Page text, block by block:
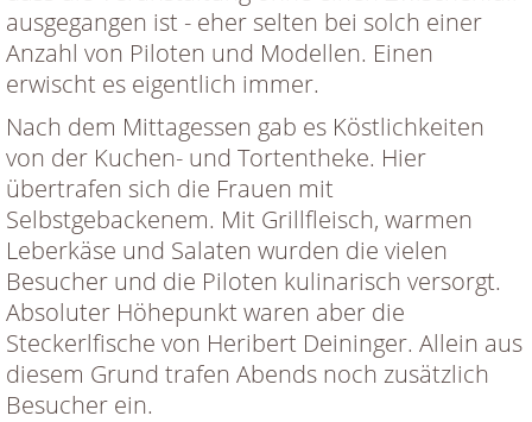
ausgegangen ist - eher selten bei solch einer
Anzahl von Piloten und Modellen. Einen
erwischt es eigentlich immer.
Nach dem Mittagessen gab es Köstlichkeiten
von der Kuchen- und Tortentheke. Hier
übertrafen sich die Frauen mit
Selbstgebackenem. Mit Grillfleisch, warmen
Leberkäse und Salaten wurden die vielen
Besucher und die Piloten kulinarisch versorgt.
Absoluter Höhepunkt waren aber die
Steckerlfische von Heribert Deininger. Allein aus
diesem Grund trafen Abends noch zusätzlich
Besucher ein.